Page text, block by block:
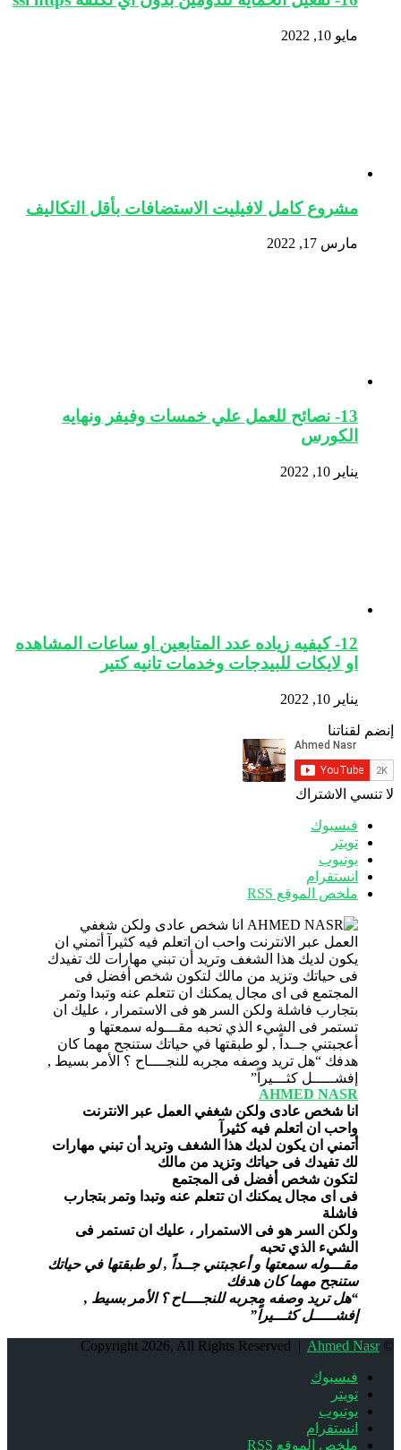
مايو 10, 2022
مشروع كامل لافيليت الاستضافات بأقل التكاليف
مارس 17, 2022
13- نصائح للعمل علي خمسات وفيفر ونهايه
الكورس
يناير 10, 2022
12- كيفيه زياده عدد المتابعين او ساعات المشاهده
او لايكات للبيدجات وخدمات تانيه كتير
يناير 10, 2022
إنضم لقناتنا
لا تنسي الاشتراك
فيسبوك
تويتر
يوتيوب
انستقرام
ملخص الموقع RSS
AHMED NASR
انا شخص عادى ولكن شغفي العمل عبر الانترنت
واحب ان اتعلم فيه كثيرآ
أتمني ان يكون لديك هذا الشغف وتريد أن تبني مهارات
لك تفيدك فى حياتك وتزيد من مالك
لتكون شخص أفضل فى المجتمع
فى اى مجال يمكنك ان تتعلم عنه وتبدا وتمر بتجارب
فاشلة
ولكن السر هو فى الاستمرار ، عليك ان تستمر فى
الشيء الذي تحبه
مقـــوله سمعتها و أعجبتني جــداً , لو طبقتها في حياتك
ستنجح مهما كان هدفك
“هل تريد وصفه مجربه للنجــــاح ؟ الأمر بسيط ,
إفشـــــل كثـــيراً”
© Copyright 2026, All Rights Reserved |
Ahmed Nasr
فيسبوك
تويتر
يوتيوب
انستقرام
ملخص الموقع RSS